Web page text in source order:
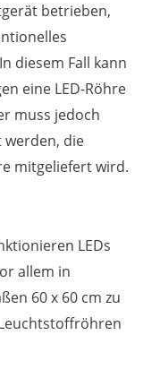
betrieben,
diesem Fall kann
eine LED-Röhre
muss jedoch
die
mitgeliefert wird.
LEDs
allem in
60 x 60 cm zu